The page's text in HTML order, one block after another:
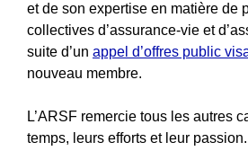
et de son expertise en matière de
collectives d’assurance-vie et
suite d’un appel d’offres public
nouveau membre.
L’ARSF remercie tous les autres
temps, leurs efforts et leur passion.